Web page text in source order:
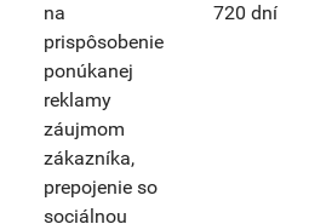
na
prispôsobenie
ponúkanej
reklamy
záujmom
zákazníka,
prepojenie so
sociálnou
720 dní